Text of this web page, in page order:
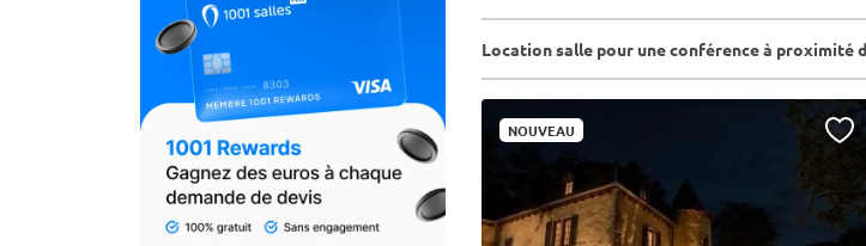
Location salle pour une conférence à proximité
NOUVEAU